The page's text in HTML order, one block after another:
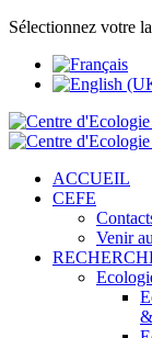
Sélectionnez votre
ACCUEIL
CEFE
Venir